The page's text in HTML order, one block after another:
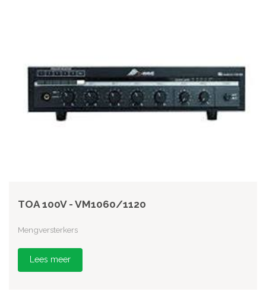
TOA 100V - VM1060/1120
Mengversterkers
Lees meer